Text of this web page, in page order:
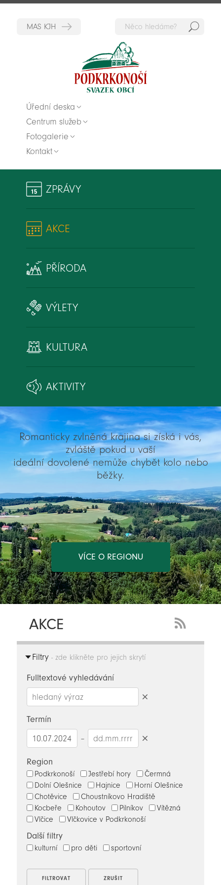
Úřední deska
Centrum služeb
Fotogalerie
Kontakt
ZPRÁVY
AKCE
PŘÍRODA
VÝLETY
KULTURA
AKTIVITY
Romanticky zvlněná krajina si získá i vás,
zvláště pokud u vaší
ideální dovolené nemůže chybět kolo nebo
běžky.
VÍCE O REGIONU
AKCE
Feed
Filtry- zde klikněte pro jejich skrytí
Fulltextové vyhledávání
Termín
–
Region
Podkrkonoší Jestřebí hory
Čermná
Dolní Olešnice
Hajnice
Horní Olešnice
Chotěvice
Choustníkovo Hradiště
Kocbeře
Kohoutov Pilníkov
Vítězná
Vlčice
Vlčkovice v Podkrkonoší
Další filtry
kulturní pro děti sportovní